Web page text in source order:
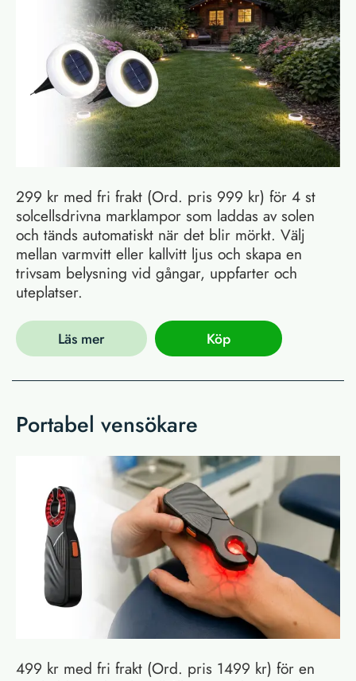
299 kr med fri frakt (Ord. pris 999 kr) för 4 st
solcellsdrivna marklampor som laddas av solen
och tänds automatiskt när det blir mörkt. Välj
mellan varmvitt eller kallvitt ljus och skapa en
trivsam belysning vid gångar, uppfarter och
uteplatser.
Läs mer Köp
Portabel vensökare
499 kr med fri frakt (Ord. pris 1499 kr) för en